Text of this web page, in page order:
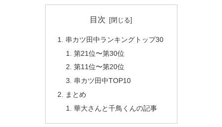
目次
串カツ田中ランキングトップ30
第21位〜第30位
第11位〜第20位
串カツ田中TOP10
まとめ
華大さんと千鳥くんの記事